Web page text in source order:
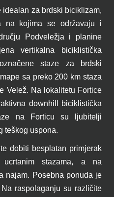
za brdski biciklizam,
na kojima se održavaju i
Podveležja i planine
vertikalna biciklistička
staze za brdski
sa preko 200 km staza
Velež. Na lokalitetu Fortice
downhill biciklistička
na Forticu su ljubitelji
teškog uspona.
dobiti besplatan primjerak
stazama, a na
najam. Posebna ponuda je
raspolaganju su različite